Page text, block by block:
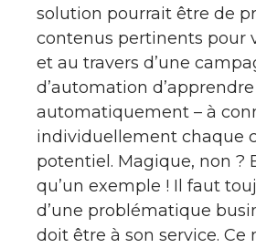
solution pourrait être de
contenus pertinents pour
et au travers d’une
d’automation d’apprendre
automatiquement – à
individuellement chaque
potentiel. Magique, non ?
qu’un exemple ! Il faut
d’une problématique
doit être à son service. Ce